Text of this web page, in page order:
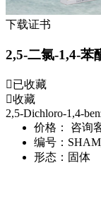
下载证书
2,5-二氯-1,4-苯
已收藏
收藏
2,5-Dichloro-1,4-
价格：
咨询
编号：
形态： 固体